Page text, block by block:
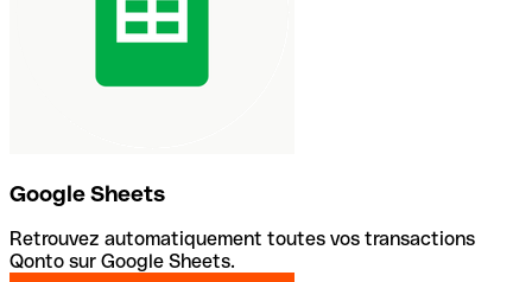
Google Sheets
Retrouvez automatiquement toutes vos transactions
Qonto sur Google Sheets.